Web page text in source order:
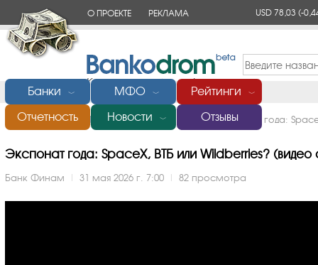
О ПРОЕКТЕ РЕКЛАМА USD 78,03(-
Банки ﹀ МФО ﹀ Рейтинги ﹀
Отчетность Новости ﹀ Отзывы
Главная/Банки России/Финам Видео/Экспонат года:
Экспонат года: SpaceX, ВТБ или Wildberries? (видео
Банк Финам | 31 мая 2026 г. 7:00 | 82 просмотра